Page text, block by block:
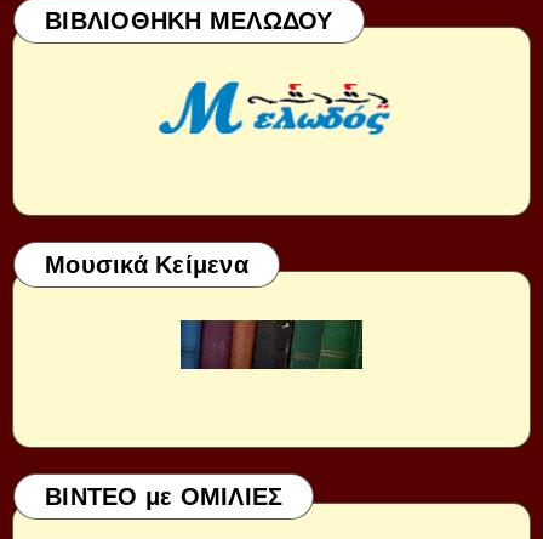
ΒΙΒΛΙΟΘΗΚΗ ΜΕΛΩΔΟΥ
Μουσικά Κείμενα
ΒΙΝΤΕΟ με ΟΜΙΛΙΕΣ